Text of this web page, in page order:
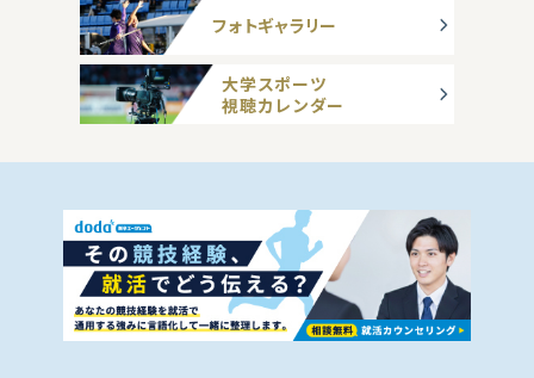
フォトギャラリー
大学スポーツ
視聴カレンダー